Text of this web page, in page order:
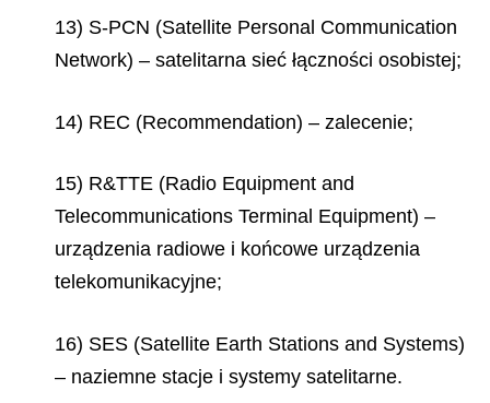
13) S-PCN (Satellite Personal Communication
Network) – satelitarna sieć łączności osobistej;
14) REC (Recommendation) – zalecenie;
15) R&TTE (Radio Equipment and
Telecommunications Terminal Equipment) –
urządzenia radiowe i końcowe urządzenia
telekomunikacyjne;
16) SES (Satellite Earth Stations and Systems)
– naziemne stacje i systemy satelitarne.